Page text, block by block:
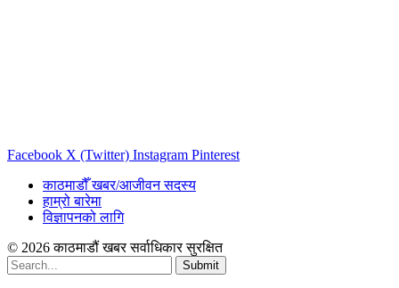
Facebook X (Twitter) Instagram Pinterest
काठमाडौँ खबर/आजीवन सदस्य
हाम्रो बारेमा
विज्ञापनको लागि
© 2026 काठमाडौं खबर सर्वाधिकार सुरक्षित
Submit